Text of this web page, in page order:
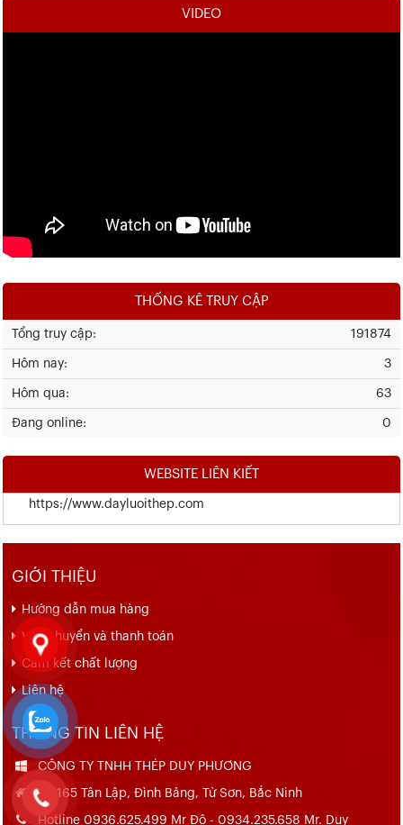
VIDEO
THỐNG KÊ TRUY CẬP
191874
Tổng truy cập:
3
Hôm nay:
63
Hôm qua:
0
Đang online:
WEBSITE LIÊN KIẾT
https://www.dayluoithep.com
GIỚI THIỆU
Hướng dẫn mua hàng
Vận chuyển và thanh toán
Cam kết chất lượng
Liên hệ
THÔNG TIN LIÊN HỆ
CÔNG TY TNHH THÉP DUY PHƯƠNG
Số 165 Tân Lập, Đình Bảng, Từ Sơn, Bắc Ninh
Hotline 0936.625.499 Mr Đô - 0934.235.658 Mr. Duy